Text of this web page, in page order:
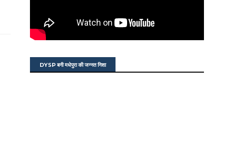
DYSP बनी मधेपुरा की जन्नत निशा